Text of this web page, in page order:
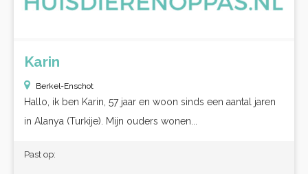
Karin
Berkel-Enschot
Hallo, ik ben Karin, 57 jaar en woon sinds een aantal jaren
in Alanya (Turkije). Mijn ouders wonen...
Past op: